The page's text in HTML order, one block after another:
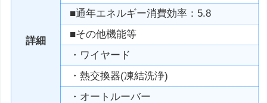
詳細
■通年エネルギー消費効率：5.8
■その他機能等
・ワイヤード
・熱交換器(凍結洗浄)
・オートルーバー